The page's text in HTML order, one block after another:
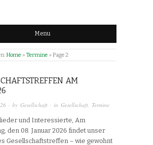
Menu
Home » Termine » Page 2
AM
· by Gesellschaft · in Gesellschaft Termine
und Interessierte, Am
den 08. Januar 2026 findet unser
Gesellschaftstreffen – wie gewohnt